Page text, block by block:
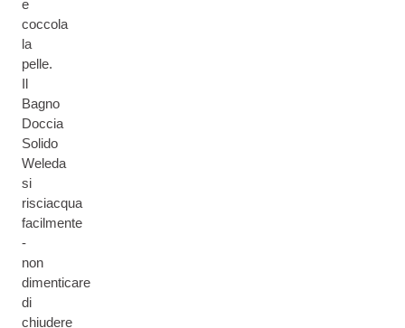
e
coccola
la
pelle.
Il
Bagno
Doccia
Solido
Weleda
si
risciacqua
facilmente
-
non
dimenticare
di
chiudere